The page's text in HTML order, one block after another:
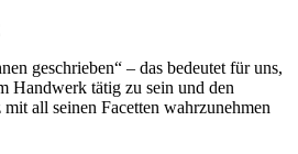
geschrieben“ – das bedeutet für uns,
Handwerk tätig zu sein und den
all seinen Facetten wahrzunehmen